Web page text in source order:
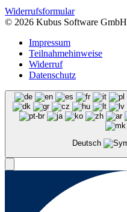
Widerrufsformular
© 2026 Kubus Software GmbH
Impressum
Teilnahmehinweise
Widerruf
Datenschutz
Deutsch